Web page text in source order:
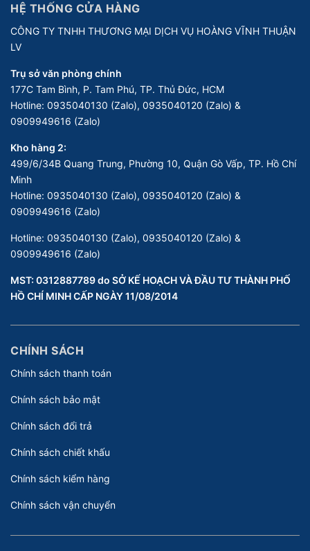
HỆ THỐNG CỬA HÀNG
CÔNG TY TNHH THƯƠNG MẠI DỊCH VỤ HOÀNG VĨNH THUẬN
LV
Trụ sở văn phòng chính
177C Tam Bình, P. Tam Phú, TP. Thủ Đức, HCM
Hotline: 0935040130 (Zalo), 0935040120 (Zalo) &
0909949616 (Zalo)
Kho hàng 2:
499/6/34B Quang Trung, Phường 10, Quận Gò Vấp, TP. Hồ Chí
Minh
Hotline: 0935040130 (Zalo), 0935040120 (Zalo) &
0909949616 (Zalo)
Hotline: 0935040130 (Zalo), 0935040120 (Zalo) &
0909949616 (Zalo)
MST: 0312887789 do SỞ KẾ HOẠCH VÀ ĐẦU TƯ THÀNH PHỐ
HỒ CHÍ MINH CẤP NGÀY 11/08/2014
CHÍNH SÁCH
Chính sách thanh toán
Chính sách bảo mật
Chính sách đổi trả
Chính sách chiết khấu
Chính sách kiểm hàng
Chính sách vận chuyển